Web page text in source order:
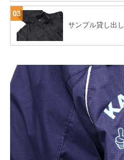
03
サンプル貸し出し